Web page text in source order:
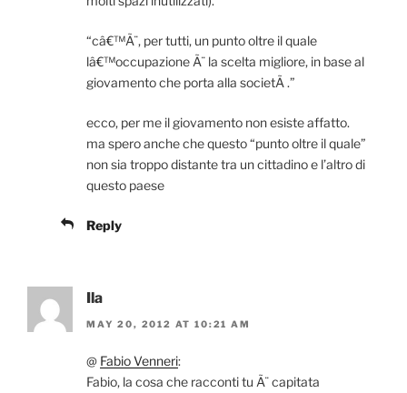
“câ€™Ã¨, per tutti, un punto oltre il quale
lâ€™occupazione Ã¨ la scelta migliore, in base al
giovamento che porta alla societÃ .”
ecco, per me il giovamento non esiste affatto.
ma spero anche che questo “punto oltre il quale”
non sia troppo distante tra un cittadino e l’altro di
questo paese
Reply
Ila
MAY 20, 2012 AT 10:21 AM
@ Fabio Venneri:
Fabio, la cosa che racconti tu Ã¨ capitata